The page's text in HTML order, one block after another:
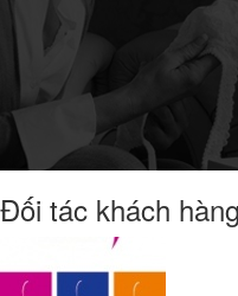
Đối tác khách hàng